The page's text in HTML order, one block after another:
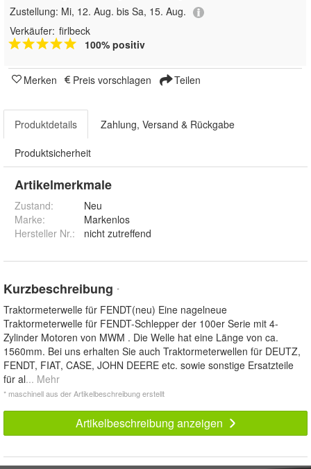
Zustellung: Mi, 12. Aug. bis Sa, 15. Aug.
Verkäufer: firlbeck
100% positiv
Merken Preis vorschlagen Teilen
Produktdetails Zahlung, Versand & Rückgabe
Produktsicherheit
Artikelmerkmale
Zustand:
Neu
Marke:
Markenlos
Hersteller Nr.:
nicht zutreffend
Kurzbeschreibung *
Traktormeterwelle für FENDT(neu) Eine nagelneue
Traktormeterwelle für FENDT-Schlepper der 100er Serie mit 4-
Zylinder Motoren von MWM . Die Welle hat eine Länge von ca.
1560mm. Bei uns erhalten Sie auch Traktormeterwellen für DEUTZ,
FENDT, FIAT, CASE, JOHN DEERE etc. sowie sonstige Ersatzteile
für al... Mehr
* maschinell aus der Artikelbeschreibung erstellt
Artikelbeschreibung anzeigen